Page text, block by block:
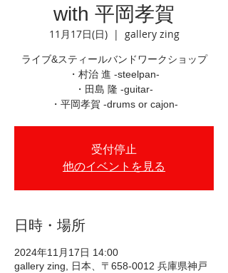
with 平岡孝賀
11月17日(日)
  |
gallery zing
ライブ&スティールバンドワークショップ
・村治 進 -steelpan-
・田島 隆 -guitar-
・平岡孝賀 -drums or cajon-
受付停止
他のイベントを見る
日時・場所
2024年11月17日 14:00
gallery zing, 日本、〒658-0012 兵庫県神戸